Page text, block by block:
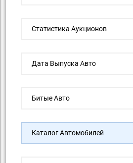
Статистика Аукционов
Дата Выпуска Авто
Битые Авто
Каталог Автомобилей